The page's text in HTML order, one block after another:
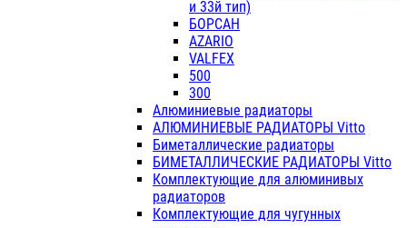
и 33й тип)
БОРСАН
AZARIO
VALFEX
500
300
Алюминиевые радиаторы
АЛЮМИНИЕВЫЕ РАДИАТОРЫ Vitto
Биметаллические радиаторы
БИМЕТАЛЛИЧЕСКИЕ РАДИАТОРЫ Vitto
Комплектующие для алюминивых
радиаторов
Комплектующие для чугунных